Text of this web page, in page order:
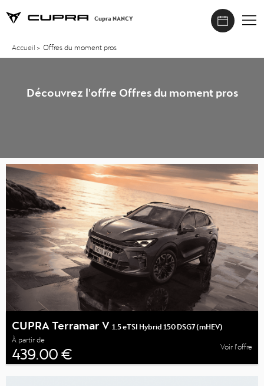
Cupra NANCY
Accueil > Offres du moment pros
Découvrez l'offre Offres du moment pros
CUPRA Terramar V 1.5 eTSI Hybrid 150 DSG7 (mHEV)
À partir de
439.00 € Voir l’offre